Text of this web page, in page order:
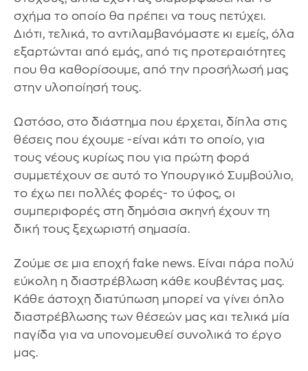
σχήμα το οποίο θα πρέπει να τους πετύχει.
Διότι, τελικά, το αντιλαμβανόμαστε κι εμείς, όλα
εξαρτώνται από εμάς, από τις προτεραιότητες
που θα καθορίσουμε, από την προσήλωσή μας
στην υλοποίησή τους.
Ωστόσο, στο διάστημα που έρχεται, δίπλα στις
θέσεις που έχουμε -είναι κάτι το οποίο, για
τους νέους κυρίως που για πρώτη φορά
συμμετέχουν σε αυτό το Υπουργικό Συμβούλιο,
το έχω πει πολλές φορές- το ύφος, οι
συμπεριφορές στη δημόσια σκηνή έχουν τη
δική τους ξεχωριστή σημασία.
Ζούμε σε μια εποχή fake news. Είναι πάρα πολύ
εύκολη η διαστρέβλωση κάθε κουβέντας μας.
Κάθε άστοχη διατύπωση μπορεί να γίνει όπλο
διαστρέβλωσης των θέσεών μας και τελικά μία
παγίδα για να υπονομευθεί συνολικά το έργο
μας.